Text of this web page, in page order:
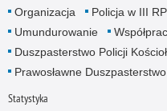
Organizacja
Policja w III RP
Umundurowanie
Duszpasterstwo Policji
Prawosławne
Statystyka